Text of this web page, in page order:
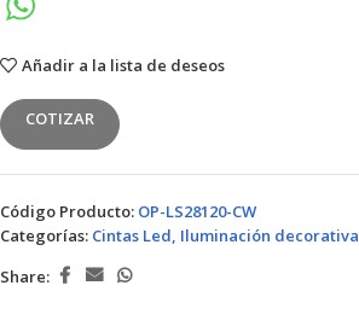
Añadir a la lista de deseos
COTIZAR
Código Producto: OP-LS28120-CW
Categorías: Cintas Led, Iluminación decorativa
Share: